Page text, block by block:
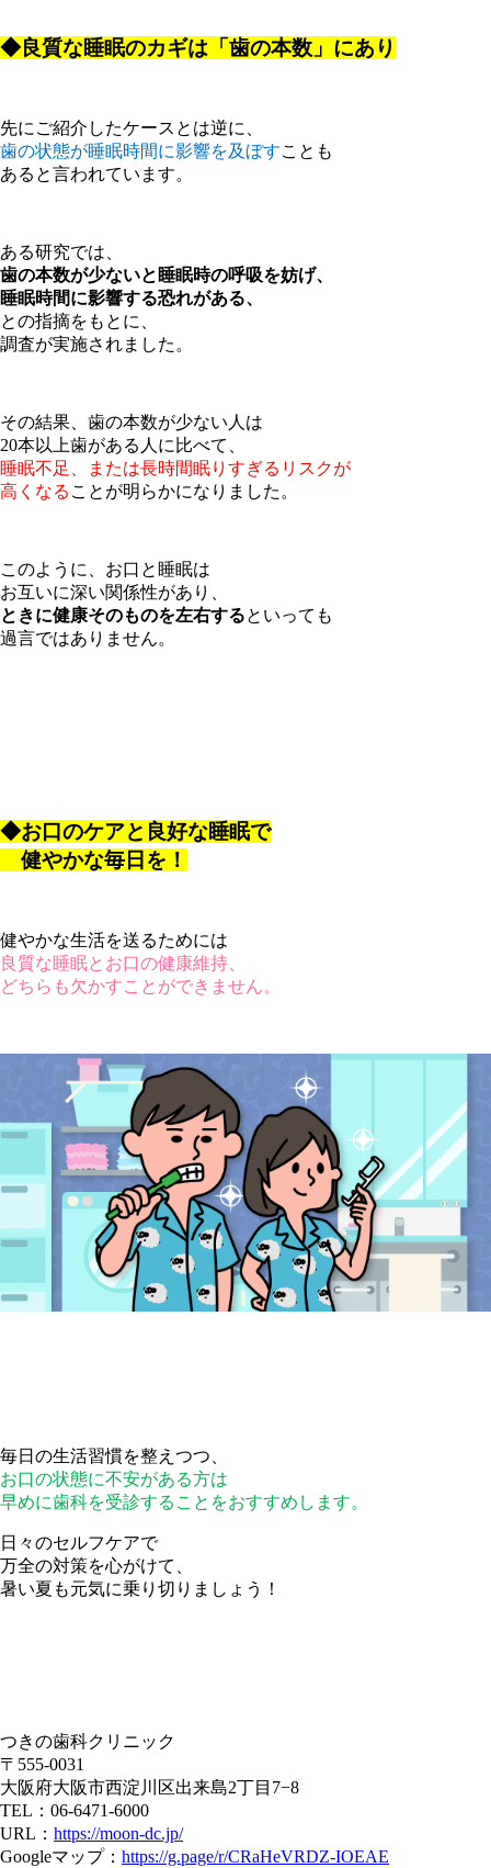
◆良質な睡眠のカギは「歯の本数」にあり
先にご紹介したケースとは逆に、
歯の状態が睡眠時間に影響を及ぼすことも
あると言われています。
ある研究では、
歯の本数が少ないと睡眠時の呼吸を妨げ、
睡眠時間に影響する恐れがある、
との指摘をもとに、
調査が実施されました。
その結果、歯の本数が少ない人は
20本以上歯がある人に比べて、
睡眠不足、または長時間眠りすぎるリスクが
高くなる ことが明らかになりました。
このように、お口と睡眠は
お互いに深い関係性があり、
ときに健康そのものを左右するといっても
過言ではありません。
◆お口のケアと良好な睡眠で
健やかな毎日を！
健やかな生活を送るためには
良質な睡眠とお口の健康維持、
どちらも欠かすことができません。
毎日の生活習慣を整えつつ、
お口の状態に不安がある方は
早めに歯科を受診することをおすすめします。
日々のセルフケアで
万全の対策を心がけて、
暑い夏も元気に乗り切りましょう！
つきの歯科クリニック
〒555-0031
大阪府大阪市西淀川区出来島2丁目7−8
TEL：06-6471-6000
URL： https://moon-dc.jp/
Googleマップ： https://g.page/r/CRaHeVRDZ-IOEAE